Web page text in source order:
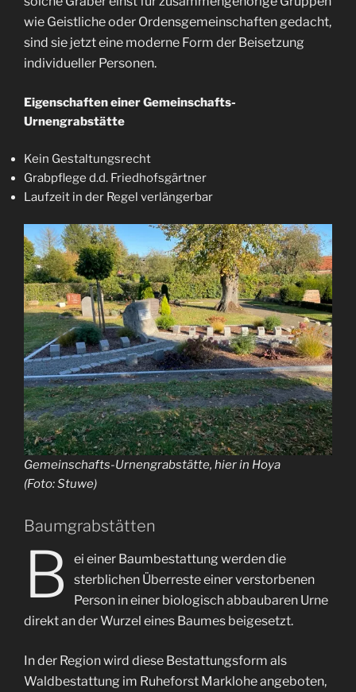
wie Geistliche oder Ordensgemeinschaften gedacht,
sind sie jetzt eine moderne Form der Beisetzung
individueller Personen.
Eigenschaften einer Gemeinschafts-
Urnengrabstätte
Kein Gestaltungsrecht
Grabpflege d.d. Friedhofsgärtner
Laufzeit in der Regel verlängerbar
Gemeinschafts-Urnengrabstätte, hier in Hoya
(Foto: Stuwe)
Baumgrabstätten
B
ei einer Baumbestattung werden die
sterblichen Überreste einer verstorbenen
Person in einer biologisch abbaubaren Urne
direkt an der Wurzel eines Baumes beigesetzt.
In der Region wird diese Bestattungsform als
Waldbestattung im Ruheforst Marklohe angeboten,